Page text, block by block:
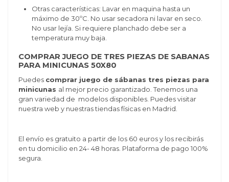
Otras características: Lavar en maquina hasta un
máximo de 30ºC. No usar secadora ni lavar en seco.
No usar lejía. Si requiere planchado debe ser a
temperatura muy baja.
COMPRAR JUEGO DE TRES PIEZAS DE SABANAS
PARA MINICUNAS 50X80
Puedes comprar juego de sábanas tres piezas para
minicunas al mejor precio garantizado. Tenemos una
gran variedad de modelos disponibles. Puedes visitar
nuestra web y nuestras tiendas físicas en Madrid.
El envío es gratuito a partir de los 60 euros y los recibirás
en tu domicilio en 24- 48 horas. Plataforma de pago 100%
segura.